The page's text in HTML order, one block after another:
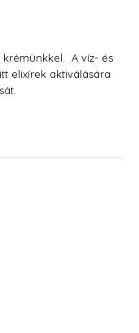
A víz- és
elixírek aktiválására